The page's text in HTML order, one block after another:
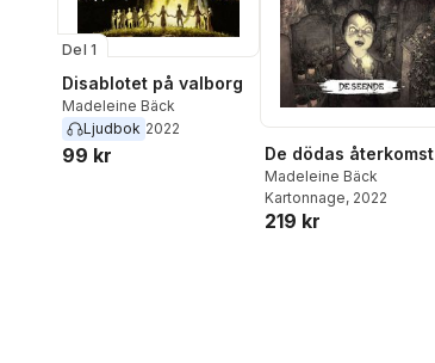
Del 1
Disablotet på valborg
Madeleine Bäck
Ljudbok 2022
99 kr De dödas återkomst
Madeleine Bäck
Kartonnage, 2022
219 kr